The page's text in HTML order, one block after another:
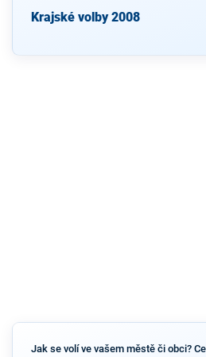
Krajské volby 2008
Jak se volí ve vašem městě či obci?